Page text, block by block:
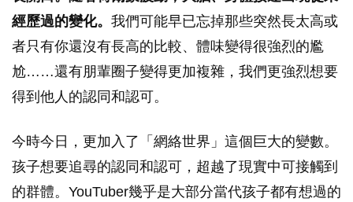
經歷過的變化。 我們可能早已忘掉那些突然長太高或
者只有你還沒有長高的比較、體味變得很強烈的尷
尬……還有朋輩圈子變得更加複雜，我們更強烈想要
得到他人的認同和認可。
今時今日，更加入了「網絡世界」這個巨大的變數。
孩子想要追尋的認同和認可，超越了現實中可接觸到
的群體。YouTuber幾乎是大部分當代孩子都有想過的